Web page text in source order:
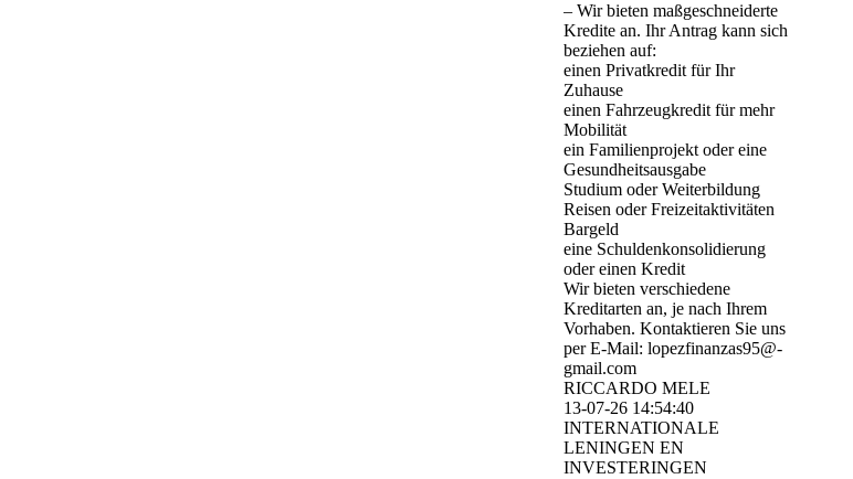
– Wir bieten maßgeschneiderte
Kredite an. Ihr Antrag kann sich
beziehen auf:
einen Privatkredit für Ihr
Zuhause
einen Fahrzeugkredit für mehr
Mobilität
ein Familienprojekt oder eine
Gesundheitsausgabe
Studium oder Weiterbildung
Reisen oder Freizeitaktivitäten
Bargeld
eine Schuldenkonsolidierung
oder einen Kredit
Wir bieten verschiedene
Kreditarten an, je nach Ihrem
Vorhaben. Kontaktieren Sie uns
per E-Mail: lopezfinanzas95@­
gmail.­com
RICCARDO MELE
13-07-26 14:54:40
INTERNATIONALE
LENINGEN EN
INVESTERINGEN